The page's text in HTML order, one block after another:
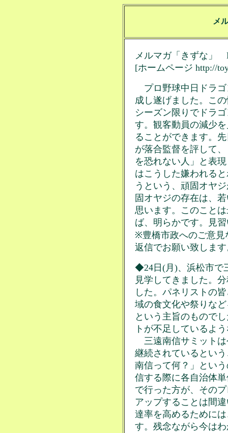
メ
メルマガ「きずな」
[ホームページ http://
プロ野球中日ドラゴ
成し遂げました。こ
シーズン限りでドラ
す。観客動員の減少
ることができます。
が落合監督を評して
を恐れない人」と表
はこうした嫌われる
うという、頑固オヤ
固オヤジの存在は、
思います。このこと
ば、明らかです。見
※豊橋市政へのご意見
返信でお願い致しま
◆24日(月)、浜松市で
見学してきました。
した。パネリストの
域の食文化や祭りな
という主旨のもので
トが不足しているよ
三遠南信サミットは
継続されているとい
南信って何？」とい
信する際に各自治体
で行った方が、その
アップすることは間
達率を高めるために
す。残念ながら今は